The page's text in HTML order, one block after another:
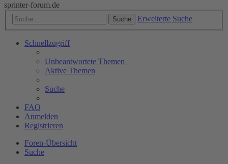
sprinter-forum.de
Suche Erweiterte Suche
Schnellzugriff
Unbeantwortete Themen
Aktive Themen
Suche
FAQ
Anmelden
Registrieren
Foren-Übersicht
Suche